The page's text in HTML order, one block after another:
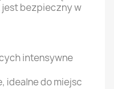
jest bezpieczny w
intensywne
idealne do miejsc